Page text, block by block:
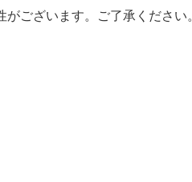
ざいます。ご了承ください。